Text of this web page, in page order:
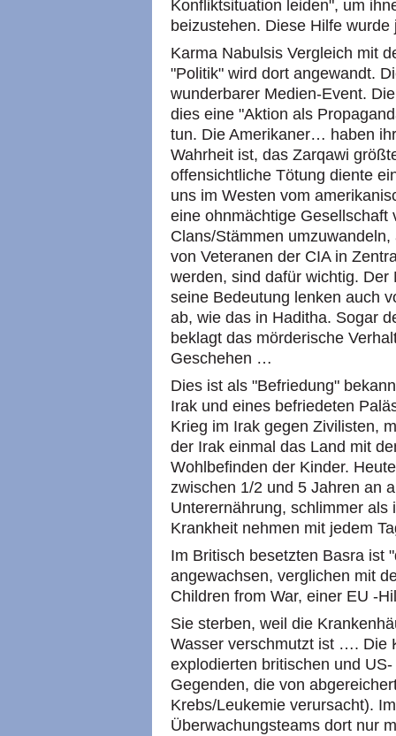
Konfliktsituation leiden", um
beizustehen. Diese Hilfe
Karma Nabulsis Vergleich mit
"Politik" wird dort angewandt.
wunderbarer Medien-Event.
dies eine "Aktion als
tun. Die Amerikaner… haben
Wahrheit ist, das Zarqawi
offensichtliche Tötung diente
uns im Westen vom
eine ohnmächtige
Clans/Stämmen
von Veteranen der CIA in
werden, sind dafür wichtig.
seine Bedeutung lenken auch
ab, wie das in Haditha. Sogar
beklagt das mörderische
Geschehen …
Dies ist als "Befriedung"
Irak und eines befriedeten
Krieg im Irak gegen Zivilisten,
der Irak einmal das Land mit
Wohlbefinden der Kinder.
zwischen 1/2 und 5 Jahren an
Unterernährung, schlimmer
Krankheit nehmen mit jedem
Im Britisch besetzten Basra ist
angewachsen, verglichen mit
Children from War, einer EU -
Sie sterben, weil die
Wasser verschmutzt ist …. Die
explodierten britischen und
Gegenden, die von
Krebs/Leukemie verursacht).
Überwachungsteams dort nur